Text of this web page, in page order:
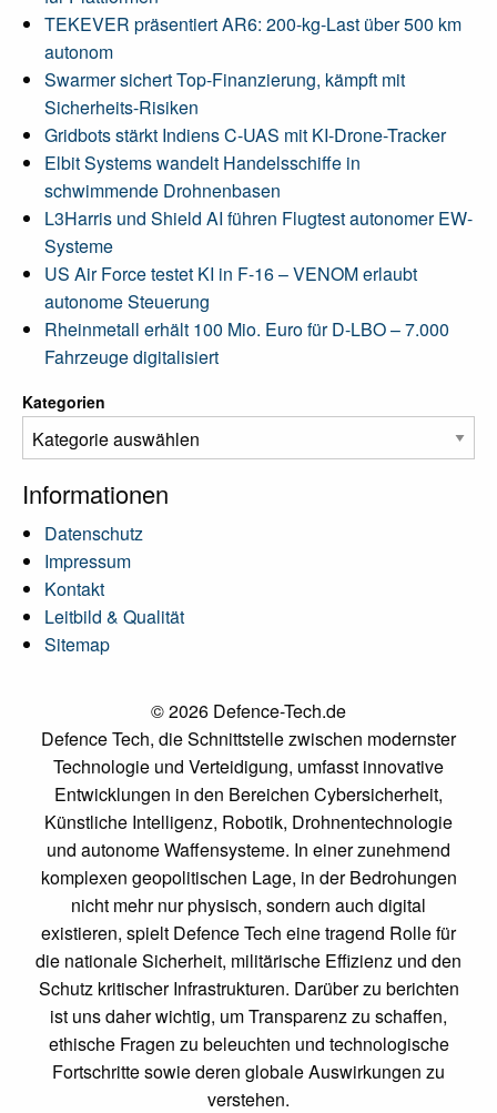
TEKEVER präsentiert AR6: 200-kg-Last über 500 km
autonom
Swarmer sichert Top-Finanzierung, kämpft mit
Sicherheits-Risiken
Gridbots stärkt Indiens C-UAS mit KI-Drone-Tracker
Elbit Systems wandelt Handelsschiffe in
schwimmende Drohnenbasen
L3Harris und Shield AI führen Flugtest autonomer EW-
Systeme
US Air Force testet KI in F-16 – VENOM erlaubt
autonome Steuerung
Rheinmetall erhält 100 Mio. Euro für D-LBO – 7.000
Fahrzeuge digitalisiert
Kategorien
Informationen
Datenschutz
Impressum
Kontakt
Leitbild & Qualität
Sitemap
© 2026 Defence-Tech.de
Defence Tech, die Schnittstelle zwischen modernster
Technologie und Verteidigung, umfasst innovative
Entwicklungen in den Bereichen Cybersicherheit,
Künstliche Intelligenz, Robotik, Drohnentechnologie
und autonome Waffensysteme. In einer zunehmend
komplexen geopolitischen Lage, in der Bedrohungen
nicht mehr nur physisch, sondern auch digital
existieren, spielt Defence Tech eine tragend Rolle für
die nationale Sicherheit, militärische Effizienz und den
Schutz kritischer Infrastrukturen. Darüber zu berichten
ist uns daher wichtig, um Transparenz zu schaffen,
ethische Fragen zu beleuchten und technologische
Fortschritte sowie deren globale Auswirkungen zu
verstehen.